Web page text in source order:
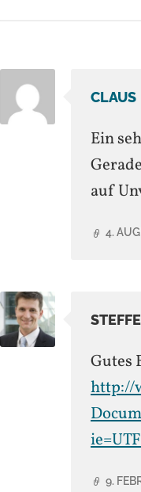
CLAUS
Ein
auf
4.
Gutes
http://
9.